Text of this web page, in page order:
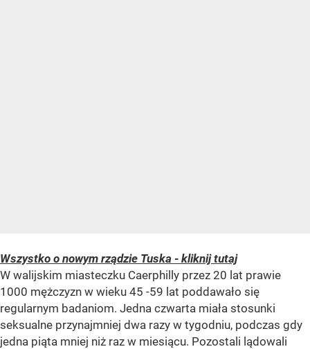
Wszystko o nowym rządzie Tuska - kliknij tutaj
W walijskim miasteczku Caerphilly przez 20 lat prawie
1000 mężczyzn w wieku 45 -59 lat poddawało się
regularnym badaniom. Jedna czwarta miała stosunki
seksualne przynajmniej dwa razy w tygodniu, podczas gdy
jedna piąta mniej niż raz w miesiącu. Pozostali lądowali